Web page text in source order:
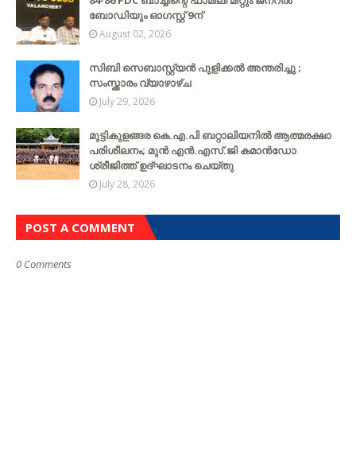
ബോഡിയും ഓഗസ്റ്റ് 9ന്
August 02, 2026
സിബി സെബാസ്റ്റ്യന്‍ പുളിക്കല്‍ അന്തരിച്ചു ;
സംസ്ക്കാരം വ്യാഴാഴ്ച
July 29, 2026
മുട്ടികുളങ്ങര കെ.എ.പി ബറ്റാലിയനിൽ ആത്മരക്ഷാ
പരിശീലനം; മുൻ എൻ.എസ്.ജി കമാൻഡോ
ശ്രീജിത്ത് ഉദ്ഘാടനം ചെയ്തു
July 28, 2026
POST A COMMENT
0 Comments